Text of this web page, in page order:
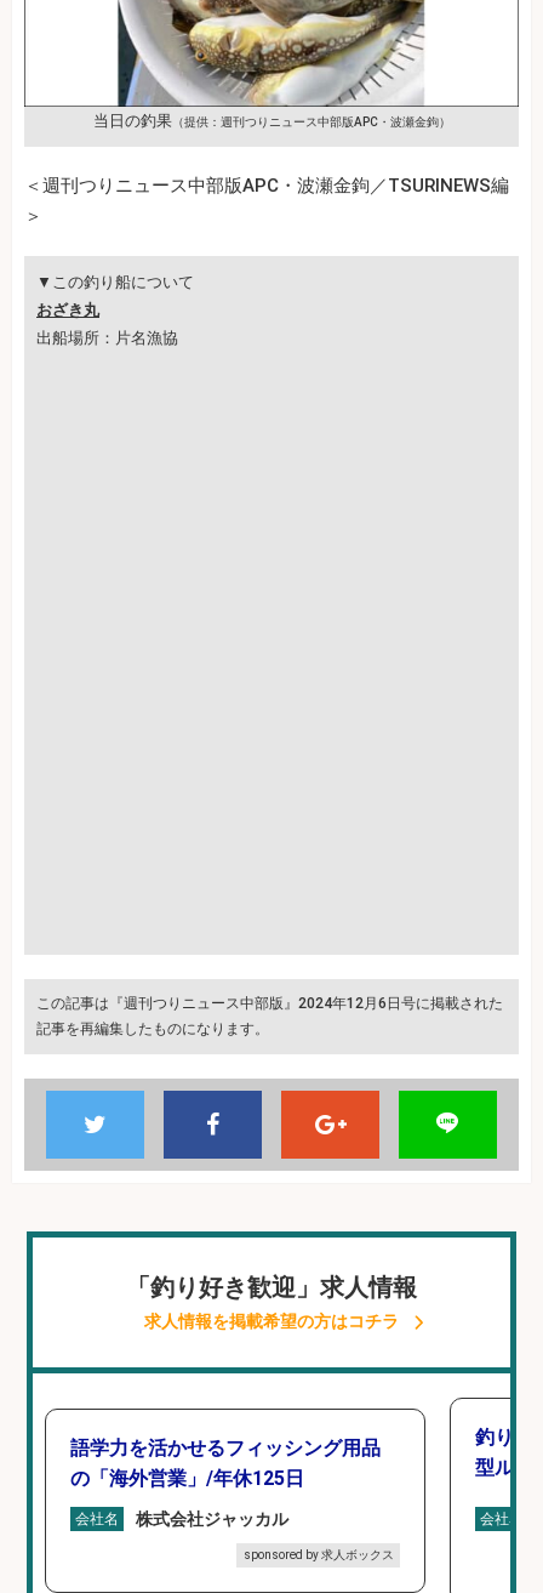
当日の釣果（提供：週刊つりニュース中部版APC・波瀬金鉤）
＜週刊つりニュース中部版APC・波瀬金鉤／TSURINEWS編
＞
▼この釣り船について
おざき丸
出船場所：片名漁協
この記事は『週刊つりニュース中部版』2024年12月6日号に掲載された
記事を再編集したものになります。
「釣り好き歓迎」求人情報
求人情報を掲載希望の方はコチラ
語学力を活かせるフィッシング用品
の「海外営業」/年休125日
会社名 株式会社ジャッカル
sponsored by 求人ボックス
釣り好
型ルー
会社名